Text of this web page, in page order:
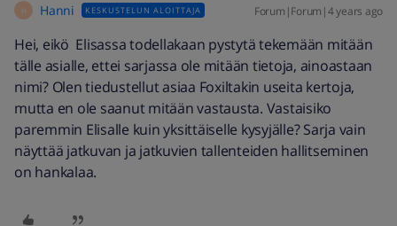
H Hanni KESKUSTELUN ALOITTAJA Forum|Forum|4 years ago
Hei, eikö Elisassa todellakaan pystytä tekemään mitään
tälle asialle, ettei sarjassa ole mitään tietoja, ainoastaan
nimi? Olen tiedustellut asiaa Foxiltakin useita kertoja,
mutta en ole saanut mitään vastausta. Vastaisiko
paremmin Elisalle kuin yksittäiselle kysyjälle? Sarja vain
näyttää jatkuvan ja jatkuvien tallenteiden hallitseminen
on hankalaa.